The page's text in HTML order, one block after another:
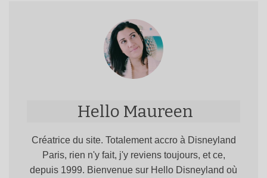
Hello Maureen
Créatrice du site. Totalement accro à Disneyland
Paris, rien n'y fait, j'y reviens toujours, et ce,
depuis 1999. Bienvenue sur Hello Disneyland où